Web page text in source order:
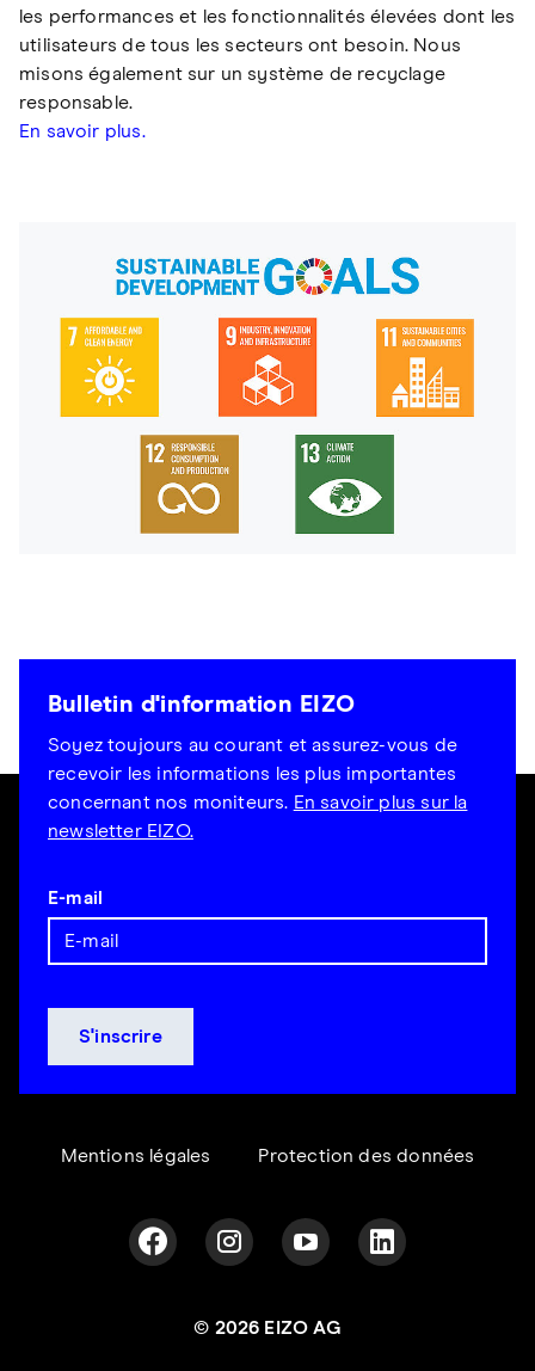
les performances et les fonctionnalités élevées dont les
utilisateurs de tous les secteurs ont besoin. Nous
misons également sur un système de recyclage
responsable.
En savoir plus.
Bulletin d'information EIZO
Soyez toujours au courant et assurez-vous de
recevoir les informations les plus importantes
concernant nos moniteurs. En savoir plus sur la
newsletter EIZO.
E-mail
Mentions légales Protection des données
© 2026 EIZO AG